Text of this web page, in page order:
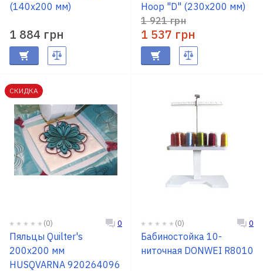
(140х200 мм)
1 884 грн
Hoop "D" (230х200 мм)
1 921 грн
1 537 грн
СКИДКА
(0) 0
Пяльцы Quilter's
200х200 мм
HUSQVARNA 920264096
(0) 0
Бабиностойка 10-
ниточная DONWEI R8010